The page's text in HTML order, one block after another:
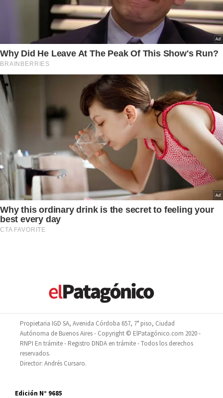
Propietaria IGD SA, Avenida Córdoba 657, 7° piso, Ciudad
Autónoma de Buenos Aires - Copyright © ElPatagónico.com 2020 -
RNPI En trámite - Registro DNDA en trámite - Todos los derechos
reservados.
Director: Andrés Cursaro.
Edición N° 9685